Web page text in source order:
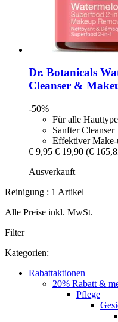
Dr. Botanicals
Cleanser &
-50%
Für alle
Sanfter Cleanser
Effektiver
€ 9,95 € 19,90 (€
Ausverkauft
Reinigung : 1 Artikel
Alle Preise inkl. MwSt.
Filter
Kategorien:
Rabattaktionen
20% Rabatt &
Pflege